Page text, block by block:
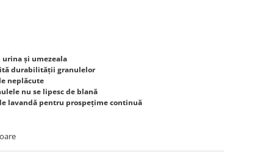
și umezeala
durabilității granulelor
neplăcute
nu se lipesc de blană
lavandă pentru prospețime continuă